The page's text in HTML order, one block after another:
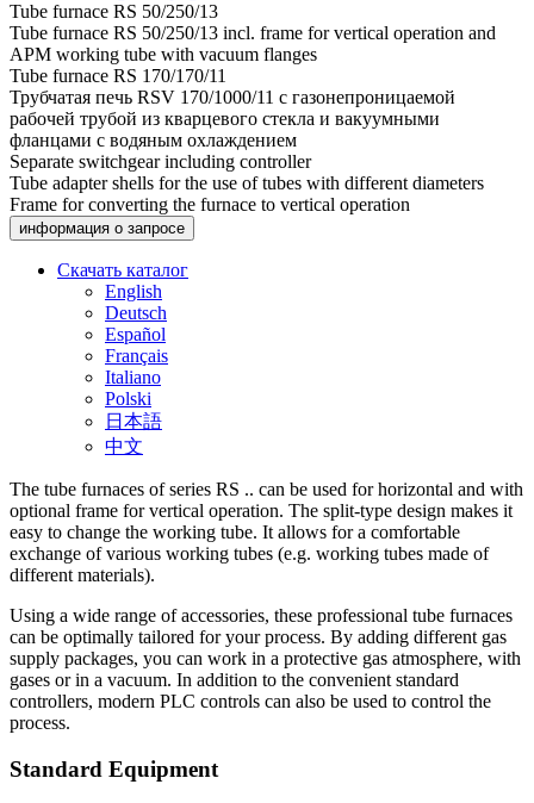
Tube furnace RS 50/250/13
Tube furnace RS 50/250/13 incl. frame for vertical operation and
APM working tube with vacuum flanges
Tube furnace RS 170/170/11
Трубчатая печь RSV 170/1000/11 с газонепроницаемой
рабочей трубой из кварцевого стекла и вакуумными
фланцами с водяным охлаждением
Separate switchgear including controller
Tube adapter shells for the use of tubes with different diameters
Frame for converting the furnace to vertical operation
информация о запросе
Скачать каталог
English
Deutsch
Español
Français
Italiano
Polski
日本語
中文
The tube furnaces of series RS .. can be used for horizontal and with
optional frame for vertical operation. The split-type design makes it
easy to change the working tube. It allows for a comfortable
exchange of various working tubes (e.g. working tubes made of
different materials).
Using a wide range of accessories, these professional tube furnaces
can be optimally tailored for your process. By adding different gas
supply packages, you can work in a protective gas atmosphere, with
gases or in a vacuum. In addition to the convenient standard
controllers, modern PLC controls can also be used to control the
process.
Standard Equipment